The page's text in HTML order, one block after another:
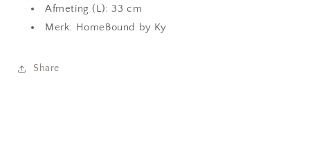
Afmeting (L): 33 cm
Merk: HomeBound by Ky
Share